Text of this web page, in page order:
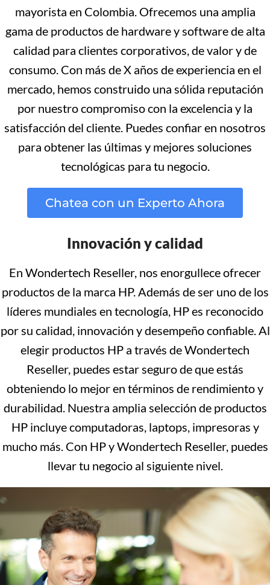
mayorista en Colombia. Ofrecemos una amplia
gama de productos de hardware y software de alta
calidad para clientes corporativos, de valor y de
consumo. Con más de X años de experiencia en el
mercado, hemos construido una sólida reputación
por nuestro compromiso con la excelencia y la
satisfacción del cliente. Puedes confiar en nosotros
para obtener las últimas y mejores soluciones
tecnológicas para tu negocio.
Chatea con un Experto Ahora
Innovación y calidad
En Wondertech Reseller, nos enorgullece ofrecer
productos de la marca HP. Además de ser uno de los
líderes mundiales en tecnología, HP es reconocido
por su calidad, innovación y desempeño confiable. Al
elegir productos HP a través de Wondertech
Reseller, puedes estar seguro de que estás
obteniendo lo mejor en términos de rendimiento y
durabilidad. Nuestra amplia selección de productos
HP incluye computadoras, laptops, impresoras y
mucho más. Con HP y Wondertech Reseller, puedes
llevar tu negocio al siguiente nivel.